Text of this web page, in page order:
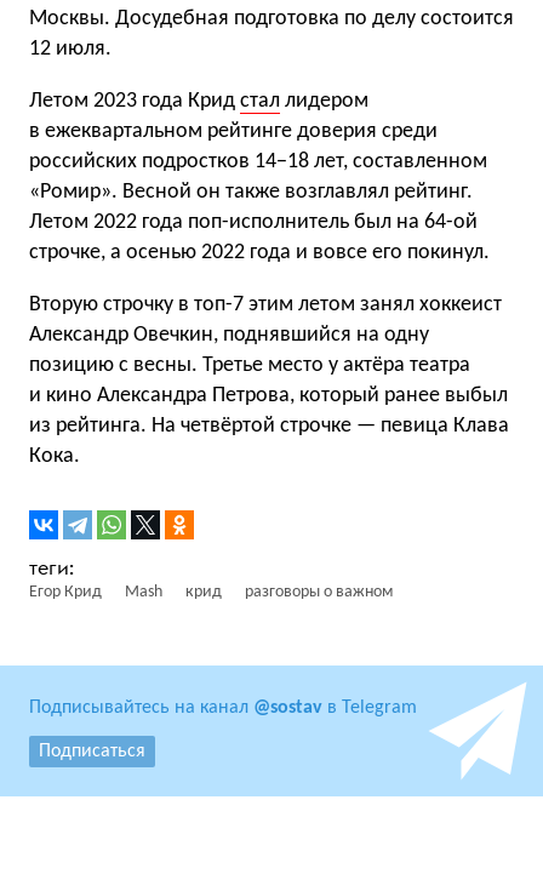
Москвы. Досудебная подготовка по делу состоится
12 июля.
Летом 2023 года Крид стал лидером
в ежеквартальном рейтинге доверия среди
российских подростков 14−18 лет, составленном
«Ромир». Весной он также возглавлял рейтинг.
Летом 2022 года поп-исполнитель был на 64-ой
строчке, а осенью 2022 года и вовсе его покинул.
Вторую строчку в топ-7 этим летом занял хоккеист
Александр Овечкин, поднявшийся на одну
позицию с весны. Третье место у актёра театра
и кино Александра Петрова, который ранее выбыл
из рейтинга. На четвёртой строчке — певица Клава
Кока.
Егор Крид Mash крид разговоры о важном
Подписывайтесь на канал @sostav в Telegram
Подписаться